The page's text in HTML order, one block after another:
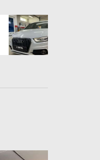
Next
post: